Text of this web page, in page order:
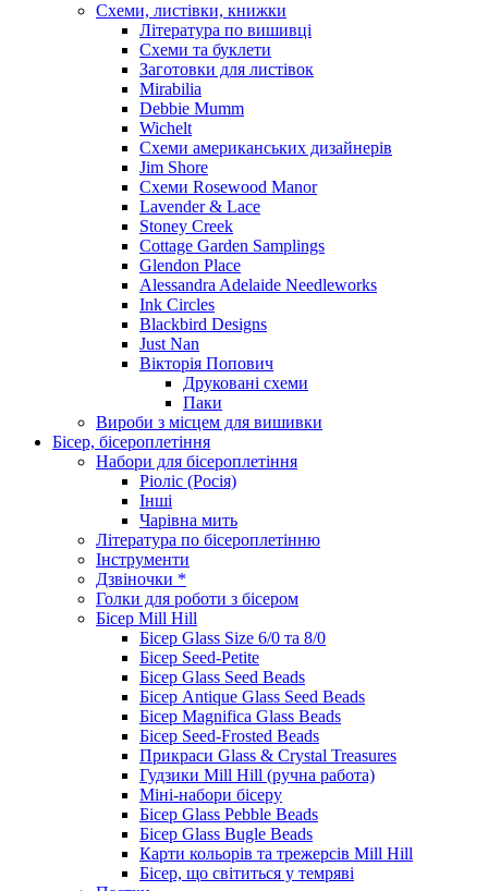
Схеми, листівки, книжки
Література по вишивці
Схеми та буклети
Заготовки для листівок
Mirabilia
Debbie Mumm
Wichelt
Схеми американських дизайнерів
Jim Shore
Cхеми Rosewood Manor
Lavender & Lace
Stoney Creek
Cottage Garden Samplings
Glendon Place
Alessandra Adelaide Needleworks
Ink Circles
Blackbird Designs
Just Nan
Вікторія Попович
Друковані схеми
Паки
Вироби з місцем для вишивки
Бісер, бісероплетіння
Набори для бісероплетіння
Ріоліс (Росія)
Інші
Чарівна мить
Література по бісероплетінню
Інструменти
Дзвіночки *
Голки для роботи з бісером
Бісер Mill Hill
Бісер Glass Size 6/0 та 8/0
Бісер Seed-Petite
Бісер Glass Seed Beads
Бісер Antique Glass Seed Beads
Бісер Magnifica Glass Beads
Бісер Seed-Frosted Beads
Прикраси Glass & Crystal Treasures
Гудзики Mill Hill (ручна работа)
Міні-набори бісеру
Бісер Glass Pebble Beads
Бісер Glass Bugle Beads
Карти кольорів та трежерсів Mill Hill
Бісер, що світиться у темряві